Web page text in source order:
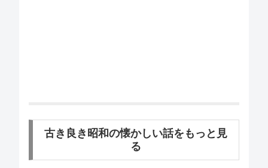
古き良き昭和の懐かしい話をもっと見
る